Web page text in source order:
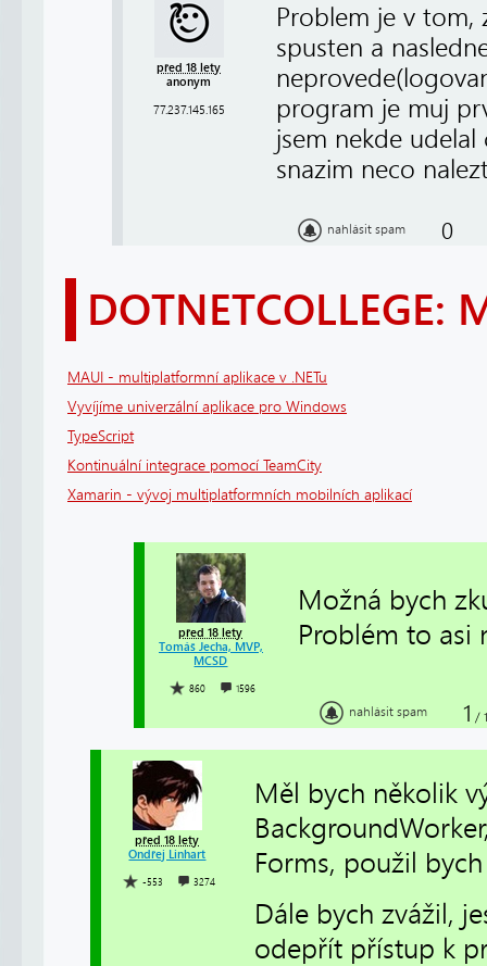
před 18 lety
anonym
77.237.145.165
Problem je v tom,
spusten a
program je muj
jsem nekde
snazim neco
nahlásit spam 0
DOTNETCOLLEGE:
MAUI - multiplatformní aplikace v .NETu
Vyvíjíme univerzální aplikace pro Windows
TypeScript
Kontinuální integrace pomocí TeamCity
Xamarin - vývoj multiplatformních mobilních aplikací
před 18 lety
Tomáš Jecha, MVP,
MCSD
860 1596
Možná bych
Problém to asi
nahlásit spam 1 / 1
před 18 lety
Ondřej Linhart
-553 3274
Měl bych několik
Forms, použil
Dále bych zvážil,
odepřít přístup k